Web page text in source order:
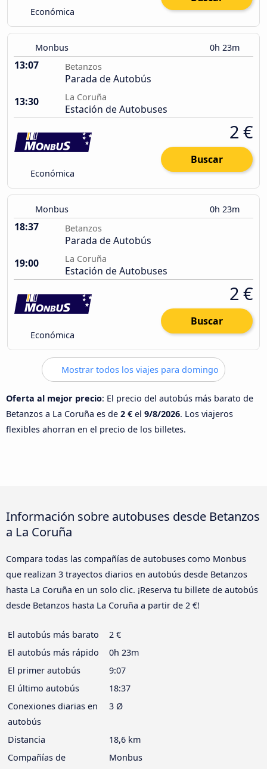
Económica
Monbus 0h 23m
13:07 Betanzos
Parada de Autobús
13:30
La Coruña
Estación de Autobuses
Económica
2 €
Buscar
Monbus 0h 23m
18:37 Betanzos
Parada de Autobús
19:00
La Coruña
Estación de Autobuses
Económica
2 €
Buscar
Mostrar todos los viajes para domingo
Oferta al mejor precio: El precio del autobús más barato de
Betanzos a La Coruña es de 2 € el 9/8/2026. Los viajeros
flexibles ahorran en el precio de los billetes.
Información sobre autobuses desde Betanzos
a La Coruña
Compara todas las compañías de autobuses como Monbus
que realizan 3 trayectos diarios en autobús desde Betanzos
hasta La Coruña en un solo clic. ¡Reserva tu billete de autobús
desde Betanzos hasta La Coruña a partir de 2 €!
El autobús más barato
2 €
El autobús más rápido
0h 23m
El primer autobús
9:07
El último autobús
18:37
Conexiones diarias en
autobús
3 Ø
Distancia
18,6 km
Compañías de
Monbus